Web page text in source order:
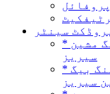
سینٹر
* مکمل طور پر خودکار فلنگ اور سیلنگ مشین
سیریز
* مکمل طور پر خودکار سیلف سپورٹنگ بیگ
سیریز